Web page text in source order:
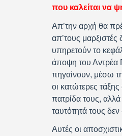
που καλείται να
Απ’την αρχή θα
απ’τους μαρξιστές
υπηρετούν το
άποψη του Αντρέα
πηγαίνουν, μέσω
οι κατώτερες
πατρίδα τους, αλλά
ταυτότητά τους
Αυτές οι